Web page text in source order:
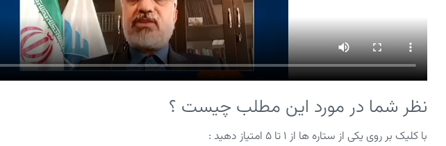
نظر شما در مورد این مطلب چیست ؟
با کلیک بر روی یکی از ستاره ها از ۱ تا ۵ امتیاز دهید :